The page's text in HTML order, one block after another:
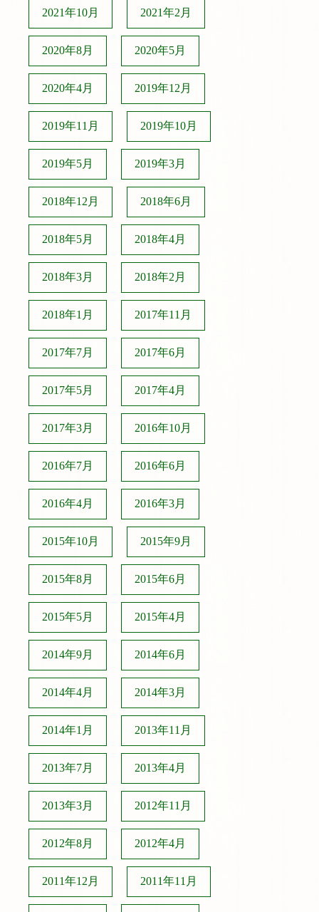
2021年10月 2021年2月
2020年8月 2020年5月
2020年4月 2019年12月
2019年11月 2019年10月
2019年5月 2019年3月
2018年12月 2018年6月
2018年5月 2018年4月
2018年3月 2018年2月
2018年1月 2017年11月
2017年7月 2017年6月
2017年5月 2017年4月
2017年3月 2016年10月
2016年7月 2016年6月
2016年4月 2016年3月
2015年10月 2015年9月
2015年8月 2015年6月
2015年5月 2015年4月
2014年9月 2014年6月
2014年4月 2014年3月
2014年1月 2013年11月
2013年7月 2013年4月
2013年3月 2012年11月
2012年8月 2012年4月
2011年12月 2011年11月